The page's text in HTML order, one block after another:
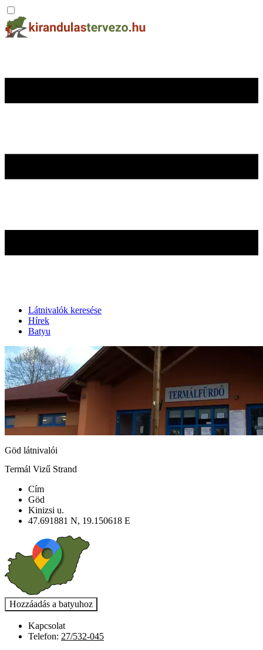
Látnivalók keresése
Hírek
Batyu
Göd látnivalói
Termál Vizű Strand
Cím
Göd
Kinizsi u.
47.691881 N, 19.150618 E
Kapcsolat
Telefon: 27/532-045